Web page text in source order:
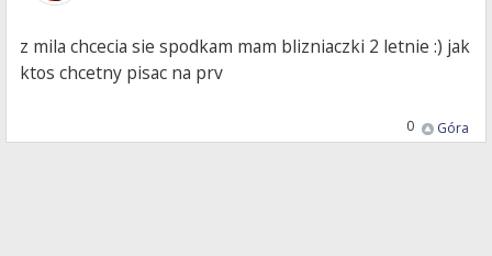
z mila chcecia sie spodkam mam blizniaczki 2 letnie :) jak
ktos chcetny pisac na prv
Góra
0